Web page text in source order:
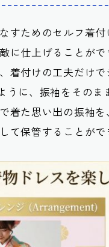
すためのセルフ着
に仕上げることが
着付けの工夫だけ
うに、振袖をそのま
着た思い出の振袖
て保管することがで